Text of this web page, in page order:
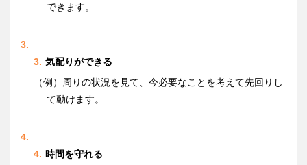
できます。
気配りができる
（例）周りの状況を見て、今必要なことを考えて先回りし
て動けます。
時間を守れる